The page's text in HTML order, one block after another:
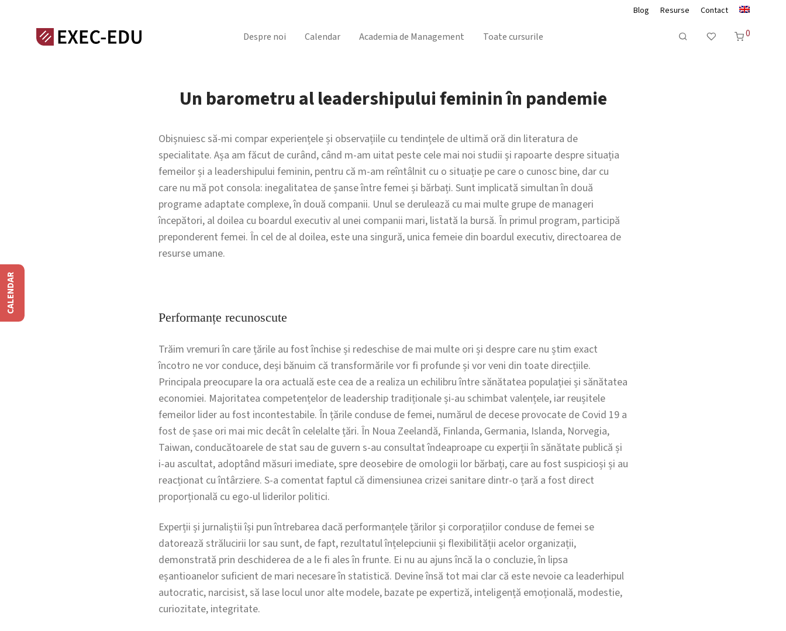
Blog Resurse Contact
Despre noi Calendar Academia de Management Toate cursurile 0
Un barometru al leadershipului feminin în pandemie
Obișnuiesc să-mi compar experiențele și observațiile cu tendințele de ultimă oră din literatura de
specialitate. Așa am făcut de curând, când m-am uitat peste cele mai noi studii și rapoarte despre situația
femeilor și a leadershipului feminin, pentru că m-am reîntâlnit cu o situație pe care o cunosc bine, dar cu
care nu mă pot consola: inegalitatea de șanse între femei și bărbați. Sunt implicată simultan în două
programe adaptate complexe, în două companii. Unul se derulează cu mai multe grupe de manageri
începători, al doilea cu boardul executiv al unei companii mari, listată la bursă. În primul program, participă
preponderent femei. În cel de al doilea, este una singură, unica femeie din boardul executiv, directoarea de
resurse umane.
Performanțe recunoscute
Trăim vremuri în care țările au fost închise și redeschise de mai multe ori și despre care nu știm exact
încotro ne vor conduce, deși bănuim că transformările vor fi profunde și vor veni din toate direcțiile.
Principala preocupare la ora actuală este cea de a realiza un echilibru între sănătatea populației și sănătatea
economiei. Majoritatea competențelor de leadership tradiționale și-au schimbat valențele, iar reușitele
femeilor lider au fost incontestabile. În țările conduse de femei, numărul de decese provocate de Covid 19 a
fost de șase ori mai mic decât în celelalte țări. În Noua Zeelandă, Finlanda, Germania, Islanda, Norvegia,
Taiwan, conducătoarele de stat sau de guvern s-au consultat îndeaproape cu experții în sănătate publică și
i-au ascultat, adoptând măsuri imediate, spre deosebire de omologii lor bărbați, care au fost suspicioși și au
reacționat cu întârziere. S-a comentat faptul că dimensiunea crizei sanitare dintr-o țară a fost direct
proporțională cu ego-ul liderilor politici.
Experții și jurnaliștii își pun întrebarea dacă performanțele țărilor și corporațiilor conduse de femei se
datorează strălucirii lor sau sunt, de fapt, rezultatul înțelepciunii și flexibilității acelor organizații,
demonstrată prin deschiderea de a le fi ales în frunte. Ei nu au ajuns încă la o concluzie, în lipsa
eșantioanelor suficient de mari necesare în statistică. Devine însă tot mai clar că este nevoie ca leaderhipul
autocratic, narcisist, să lase locul unor alte modele, bazate pe expertiză, inteligență emoțională, modestie,
curiozitate, integritate.
CALENDAR